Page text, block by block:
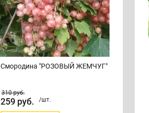
Смородина "РОЗОВЫЙ ЖЕМЧУГ"
310руб.
259 руб. /шт.